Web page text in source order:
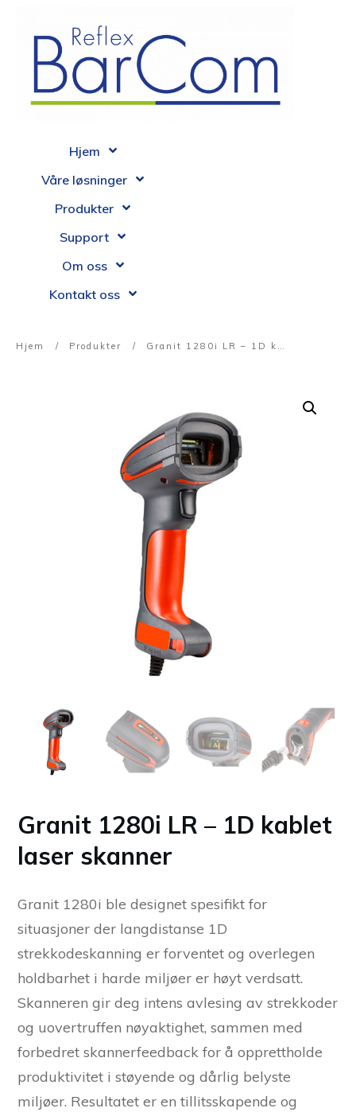
Hjem
Våre løsninger
Produkter
Support
Om oss
Kontakt oss
Hjem / Produkter / Granit 1280i LR – 1D kablet laser skanner
Granit 1280i LR – 1D kablet
laser skanner
Granit 1280i ble designet spesifikt for
situasjoner der langdistanse 1D
strekkodeskanning er forventet og overlegen
holdbarhet i harde miljøer er høyt verdsatt.
Skanneren gir deg intens avlesing av strekkoder
og uovertruffen nøyaktighet, sammen med
forbedret skannerfeedback for å opprettholde
produktivitet i støyende og dårlig belyste
miljøer. Resultatet er en tillitsskapende og